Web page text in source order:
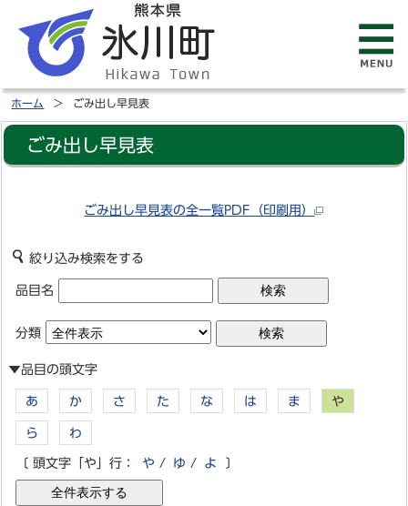
ホーム ごみ出し早見表
ごみ出し早見表
ごみ出し早見表の全一覧PDF（印刷用）
絞り込み検索をする
品目名
分類
▼品目の頭文字
あ か さ た な は ま や
ら わ
〔 頭文字「や」行： や / ゆ / よ 〕